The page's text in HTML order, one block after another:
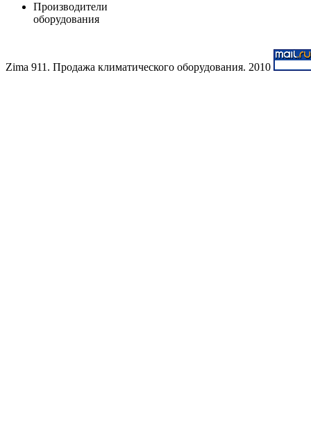
Производители
оборудования
Zima 911. Продажа климатического оборудования. 2010